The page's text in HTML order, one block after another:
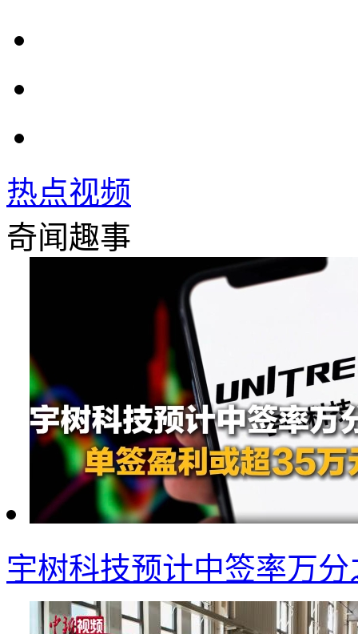
热点视频
奇闻趣事
宇树科技预计中签率万